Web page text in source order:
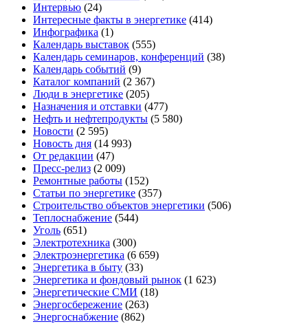
Интервью (24)
Интересные факты в энергетике (414)
Инфографика (1)
Календарь выставок (555)
Календарь семинаров, конференций (38)
Календарь событий (9)
Каталог компаний (2 367)
Люди в энергетике (205)
Назначения и отставки (477)
Нефть и нефтепродукты (5 580)
Новости (2 595)
Новость дня (14 993)
От редакции (47)
Пресс-релиз (2 009)
Ремонтные работы (152)
Статьи по энергетике (357)
Строительство объектов энергетики (506)
Теплоснабжение (544)
Уголь (651)
Электротехника (300)
Электроэнергетика (6 659)
Энергетика в быту (33)
Энергетика и фондовый рынок (1 623)
Энергетические СМИ (18)
Энергосбережение (263)
Энергоснабжение (862)